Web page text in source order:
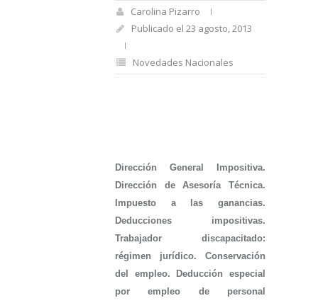
Carolina Pizarro
Publicado el 23 agosto, 2013
Novedades Nacionales
Dirección General Impositiva.
Dirección de Asesoría Técnica.
Impuesto a las ganancias.
Deducciones impositivas.
Trabajador discapacitado:
régimen jurídico. Conservación
del empleo. Deducción especial
por empleo de personal